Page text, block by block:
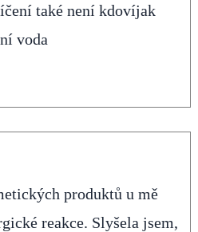
také není kdovíjak
voda
produktů u mě
reakce. Slyšela jsem,